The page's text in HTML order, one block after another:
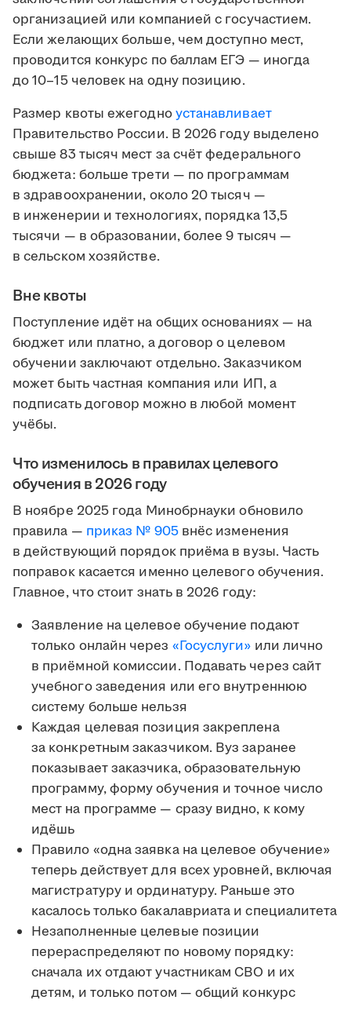
организацией или компанией с госучастием.
Если желающих больше, чем доступно мест,
проводится конкурс по баллам ЕГЭ — иногда
до 10–15 человек на одну позицию.
Размер квоты ежегодноустанавливает
Правительство России. В 2026 году выделено
свыше 83 тысяч мест за счёт федерального
бюджета: больше трети — по программам
в здравоохранении, около 20 тысяч —
в инженерии и технологиях, порядка 13,5
тысячи — в образовании, более 9 тысяч —
в сельском хозяйстве.
Вне квоты
Поступление идёт на общих основаниях — на
бюджет или платно, а договор о целевом
обучении заключают отдельно. Заказчиком
может быть частная компания или ИП, а
подписать договор можно в любой момент
учёбы.
Что изменилось в правилах целевого
обучения в 2026 году
В ноябре 2025 года Минобрнауки обновило
правила — приказ № 905внёс изменения
в действующий порядок приёма в вузы. Часть
поправок касается именно целевого обучения.
Главное, что стоит знать в 2026 году:
Заявление на целевое обучение подают
только онлайн через «Госуслуги» или лично
в приёмной комиссии. Подавать через сайт
учебного заведения или его внутреннюю
систему больше нельзя
Каждая целевая позиция закреплена
за конкретным заказчиком. Вуз заранее
показывает заказчика, образовательную
программу, форму обучения и точное число
мест на программе — сразу видно, к кому
идёшь
Правило «одна заявка на целевое обучение»
теперь действует для всех уровней, включая
магистратуру и ординатуру. Раньше это
касалось только бакалавриата и специалитета
Незаполненные целевые позиции
перераспределяют по новому порядку:
сначала их отдают участникам СВО и их
детям, и только потом — общий конкурс